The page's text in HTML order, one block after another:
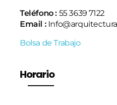
Teléfono : 55 3639 7122
Email :
Bolsa de Trabajo
Horario